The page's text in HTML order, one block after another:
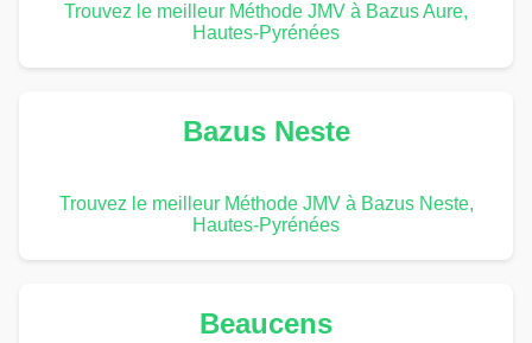
Trouvez le meilleur Méthode JMV à Bazus Aure,
Hautes-Pyrénées
Bazus Neste
Trouvez le meilleur Méthode JMV à Bazus Neste,
Hautes-Pyrénées
Beaucens